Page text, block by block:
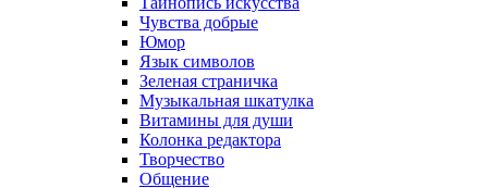
Чувства добрые
Юмор
Язык символов
Зеленая страничка
Музыкальная шкатулка
Витамины для души
Колонка редактора
Творчество
Общение